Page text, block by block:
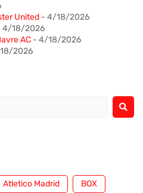
United - 4/18/2026
4/18/2026
AC - 4/18/2026
2026
Atletico Madrid BOX